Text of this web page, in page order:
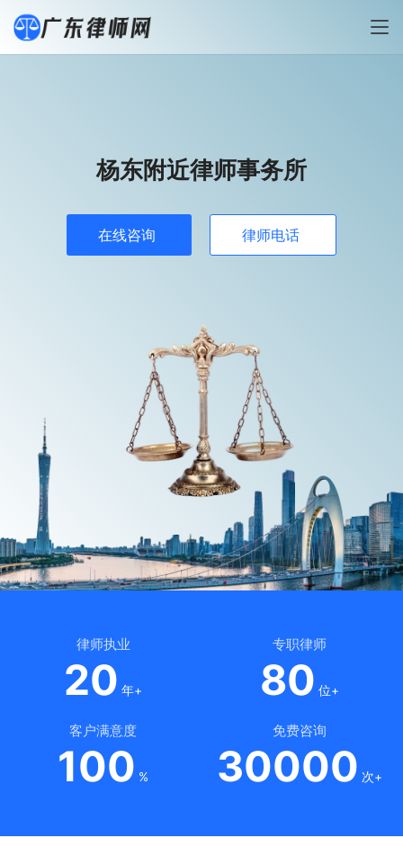
杨东附近律师事务所
在线咨询 律师电话
律师执业
20 年+
专职律师
80 位+
客户满意度
100 %
免费咨询
30000 次+